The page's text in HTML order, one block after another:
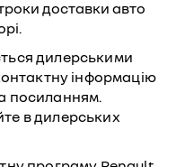
доставки авто
дилерськими
інформацію
посиланням.
в дилерських